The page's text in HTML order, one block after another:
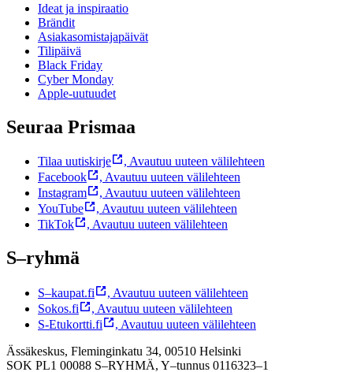
Ideat ja inspiraatio
Brändit
Asiakasomistajapäivät
Tilipäivä
Black Friday
Cyber Monday
Apple-uutuudet
Seuraa Prismaa
Tilaa uutiskirje , Avautuu uuteen välilehteen
Facebook
, Avautuu uuteen välilehteen
Instagram
, Avautuu uuteen välilehteen
YouTube
, Avautuu uuteen välilehteen
TikTok
, Avautuu uuteen välilehteen
S–ryhmä
S–kaupat.fi , Avautuu uuteen välilehteen
Sokos.fi
, Avautuu uuteen välilehteen
S-Etukortti.fi
, Avautuu uuteen välilehteen
Ässäkeskus, Fleminginkatu 34, 00510 Helsinki
SOK PL1 00088 S–RYHMÄ, Y–tunnus 0116323–1